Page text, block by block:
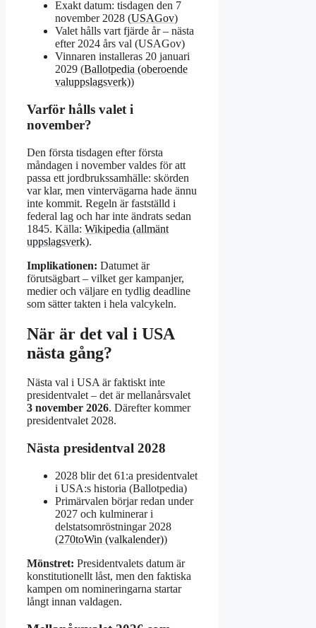
Exakt datum: tisdagen den 7
november 2028 (USAGov)
Valet hålls vart fjärde år – nästa
efter 2024 års val (USAGov)
Vinnaren installeras 20 januari
2029 (Ballotpedia (oberoende
valuppslagsverk))
Varför hålls valet i
november?
Den första tisdagen efter första
måndagen i november valdes för att
passa ett jordbrukssamhälle: skörden
var klar, men vintervägarna hade ännu
inte kommit. Regeln är fastställd i
federal lag och har inte ändrats sedan
1845. Källa: Wikipedia (allmänt
uppslagsverk).
Implikationen: Datumet är
förutsägbart – vilket ger kampanjer,
medier och väljare en tydlig deadline
som sätter takten i hela valcykeln.
När är det val i USA
nästa gång?
Nästa val i USA är faktiskt inte
presidentvalet – det är mellanårsvalet
3 november 2026. Därefter kommer
presidentvalet 2028.
Nästa presidentval 2028
2028 blir det 61:a presidentvalet
i USA:s historia (Ballotpedia)
Primärvalen börjar redan under
2027 och kulminerar i
delstatsomröstningar 2028
(270toWin (valkalender))
Mönstret: Presidentvalets datum är
konstitutionellt låst, men den faktiska
kampen om nomineringarna startar
långt innan valdagen.